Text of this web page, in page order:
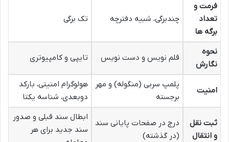
فرمت و
تعداد
برگه ها
چندبرگی، شبیه دفترچه تک برگی
نحوه
نگارش
قلم نویس و دست نویس تایپی و کامپیوتری
امنیت
پلمپ سربی (منگوله) و مهر
برجسته
هولوگرام امنیتی، بارکد
دوبعدی، شناسه یکتا
ثبت نقل
و انتقال
درج در صفحات پایانی سند
(در گذشته)
ابطال سند قبلی و صدور
سند جدید برای هر